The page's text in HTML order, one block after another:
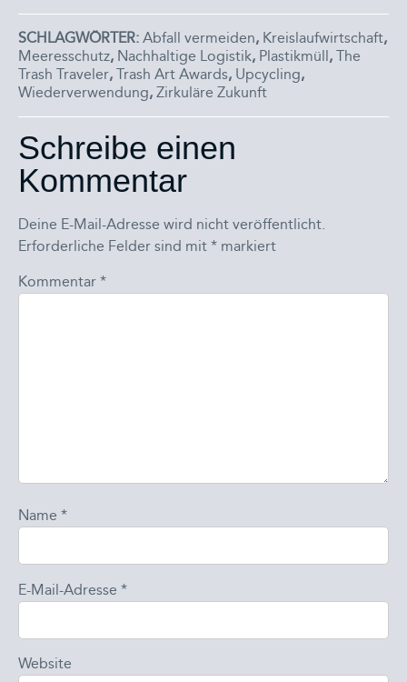
SCHLAGWÖRTER: Abfall vermeiden, Kreislaufwirtschaft,
Meeresschutz, Nachhaltige Logistik, Plastikmüll, The
Trash Traveler, Trash Art Awards, Upcycling,
Wiederverwendung, Zirkuläre Zukunft
Schreibe einen
Kommentar
Deine E-Mail-Adresse wird nicht veröffentlicht.
Erforderliche Felder sind mit * markiert
Kommentar *
Name *
E-Mail-Adresse *
Website